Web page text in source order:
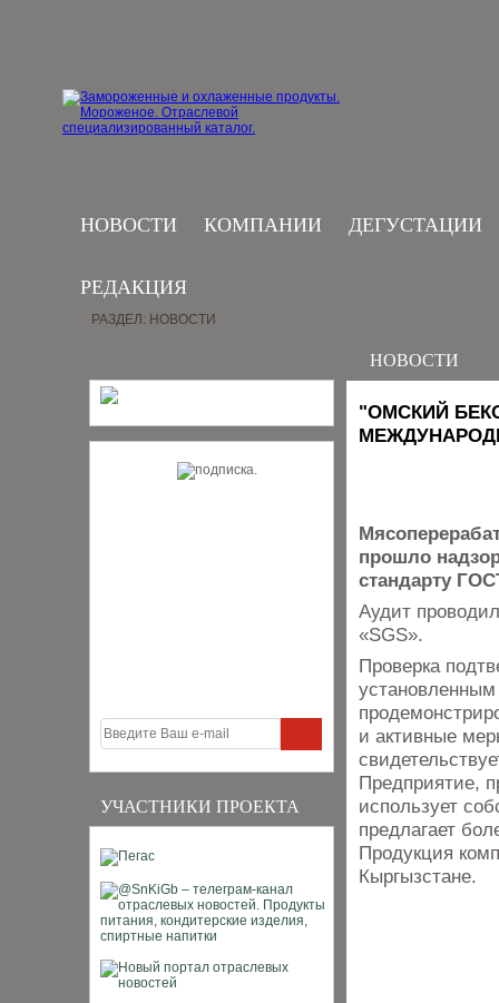
НОВОСТИ КОМПАНИИ ДЕГУСТАЦИИ
РЕДАКЦИЯ
УЧАСТНИКИ ПРОЕКТА
РАЗДЕЛ: НОВОСТИ
НОВОСТИ
"ОМСКИЙ
прошло
стандарту
Аудит
«SGS».
Проверка
и активные
Предприятие,
использует
предлагает
Продукция
Кыргызстане.